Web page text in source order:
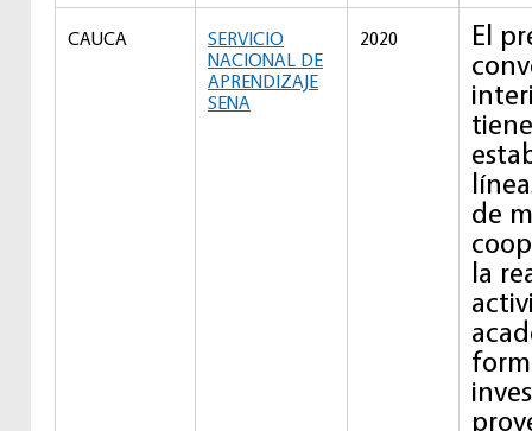
CAUCA
SERVICIO
NACIONAL DE
APRENDIZAJE
SENA
2020
El
de
la